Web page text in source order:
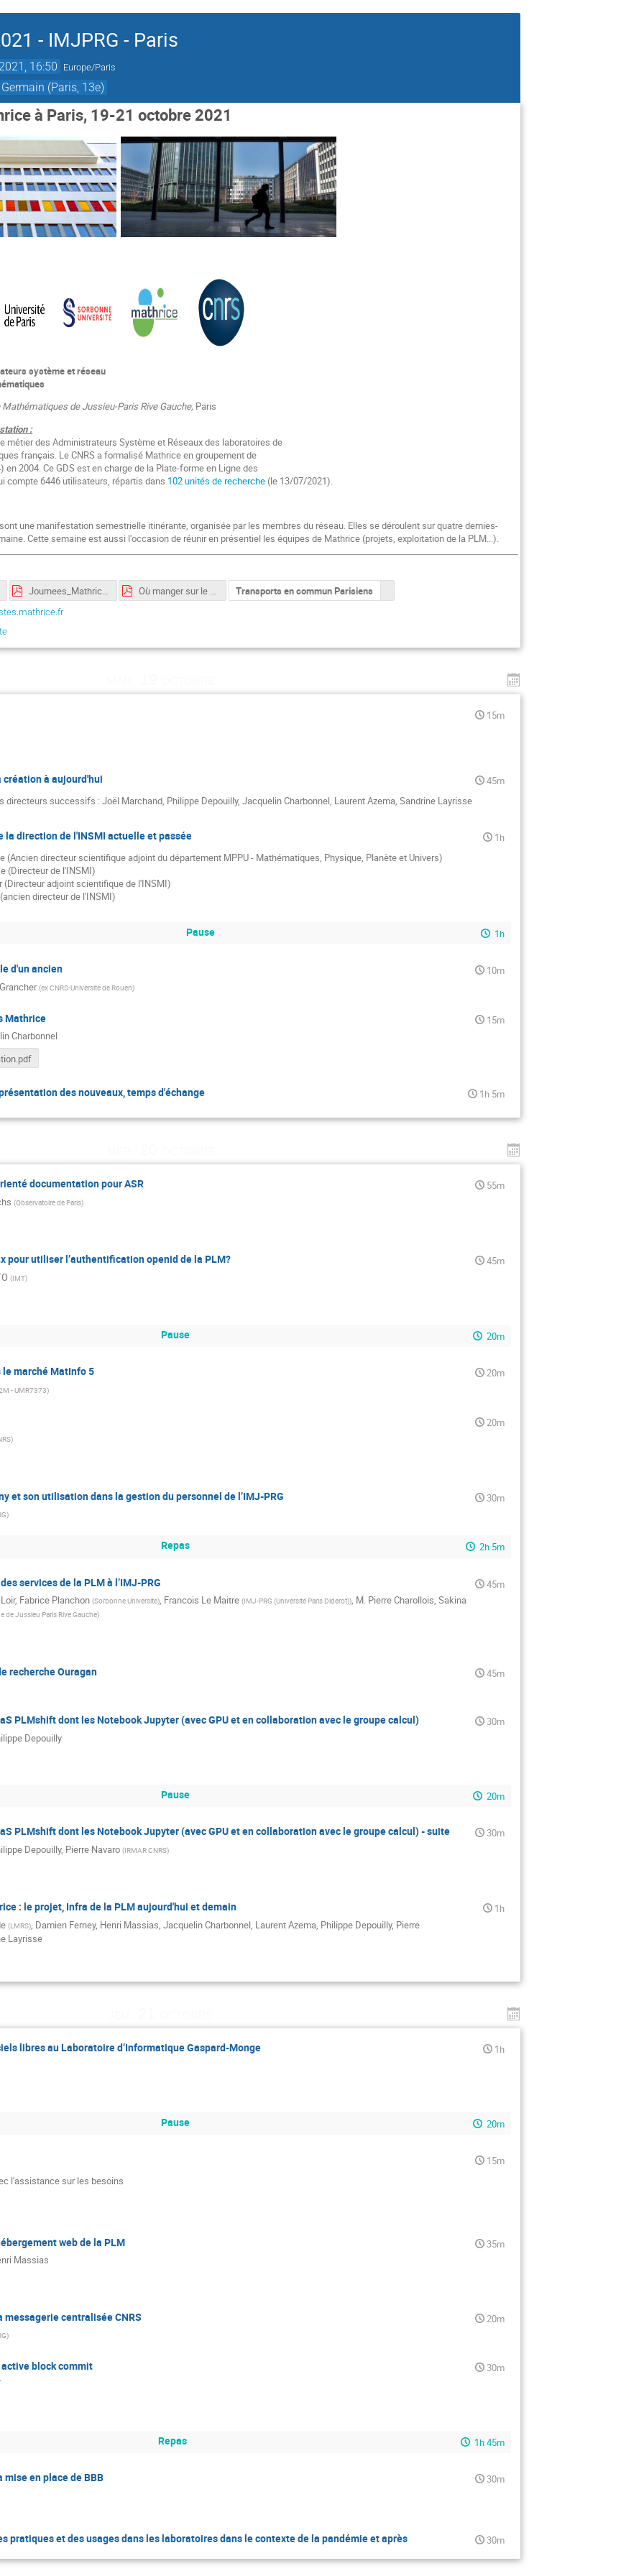
- IMJPRG - Paris
16:50 Europe/Paris
(Paris, 13e)
à Paris, 19-21 octobre 2021
système et réseau
Mathématiques de Jussieu-Paris Rive Gauche, Paris
:
métier des Administrateurs Système et Réseaux des laboratoires de
français. Le CNRS a formalisé Mathrice en groupement de
en 2004. Ce GDS est en charge de la Plate-forme en Ligne des
compte 6446 utilisateurs, répartis dans 102 unités de recherche (le 13/07/2021).
une manifestation semestrielle itinérante, organisée par les membres du réseau. Elles se déroulent sur quatre demies-
Cette semaine est aussi l'occasion de réunir en présentiel les équipes de Mathrice (projets, exploitation de la PLM...).
Journees_Mathrice_2020+1_-_Affiche.pdf Où manger sur le site de la Halle aux Farines.pdf Transports en commun Parisiens
15m
création à aujourd'hui
45m
directeurs successifs : Joël Marchand, Philippe Depouilly, Jacquelin Charbonnel, Laurent Azema, Sandrine Layrisse
la direction de l'INSMI actuelle et passée
1h
(Ancien directeur scientifique adjoint du département MPPU - Mathématiques, Physique, Planète et Univers)
(Directeur de l'INSMI)
(Directeur adjoint scientifique de l'INSMI)
directeur de l'INSMI)
Pause 1h
d'un ancien
10m
(ex CNRS-Universite de Rouen)
Mathrice
15m
Charbonnel
des nouveaux, temps d'échange 1h 5m
documentation pour ASR
55m
(Observatoire de Paris)
pour utiliser l’authentification openid de la PLM?
45m
(IMT)
Pause 20m
le marché MatInfo 5 20m
- UMR7373)
20m
)
et son utilisation dans la gestion du personnel de l’IMJ-PRG 30m
)
Repas 2h 5m
services de la PLM à l’IMJ-PRG
45m
, Fabrice Planchon (Sorbonne Universite), Francois Le Maitre (IMJ-PRG (Université Paris Diderot)), M. Pierre Charollois, Sakina
de Jussieu Paris Rive Gauche)
recherche Ouragan 45m
PLMshift dont les Notebook Jupyter (avec GPU et en collaboration avec le groupe calcul)
30m
Depouilly
Pause 20m
PLMshift dont les Notebook Jupyter (avec GPU et en collaboration avec le groupe calcul) - suite
30m
Depouilly, Pierre Navaro (IRMAR CNRS)
: le projet, Infra de la PLM aujourd'hui et demain
1h
(LMRS), Damien Ferney, Henri Massias, Jacquelin Charbonnel, Laurent Azema, Philippe Depouilly, Pierre
Layrisse
libres au Laboratoire d’Informatique Gaspard-Monge 1h
Pause 20m
15m
l'assistance sur les besoins
web de la PLM
35m
Massias
messagerie centralisée CNRS 20m
)
block commit
30m
Repas 1h 45m
en place de BBB 30m
pratiques et des usages dans les laboratoires dans le contexte de la pandémie et après 30m